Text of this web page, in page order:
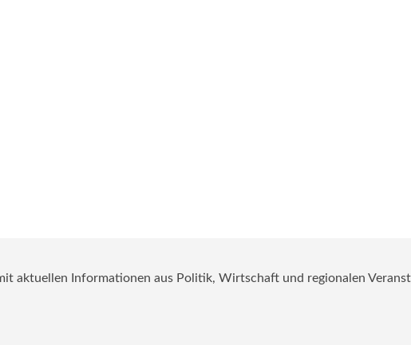
aktuellen Informationen aus Politik, Wirtschaft und regionalen